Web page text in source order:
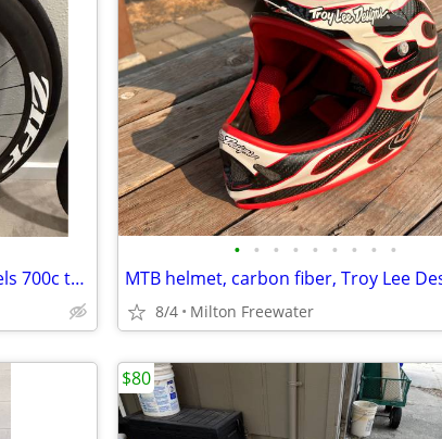
Zipp 302 carbon disc wheelset wheels 700c tubeless ready
• • • • • • • • •
8/4 Milton Freewater
$80